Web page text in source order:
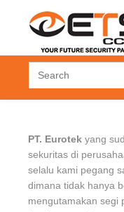
Hard Disk
Others
PT. Eurotek yang
sekuritas di
selalu kami pegang
dimana tidak hanya
mengutamakan segi